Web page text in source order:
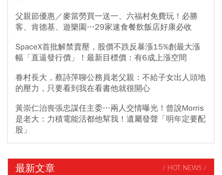
父親節優惠／麥當勞買一送一、六福村免費玩！必勝
客、肯德基、遊樂園…29家速食餐飲飯店好康必收
SpaceX首批解禁賣壓，股價不跌反暴漲15%創最大漲
幅「直逼發行價」！最新目標價：有6成上漲空間
眷村長大，蔡詩萍聊公務員老父親：不給子女出人頭地
的壓力，只要看到我在看書他就很開心
黃崇仁治喪張忠謀任主委…兩人交情曝光！曾說Morris
是老大：力積電能活都他幫我！遺屬發聲「明年定要配
股」
最新文章 / HOT NEWS /